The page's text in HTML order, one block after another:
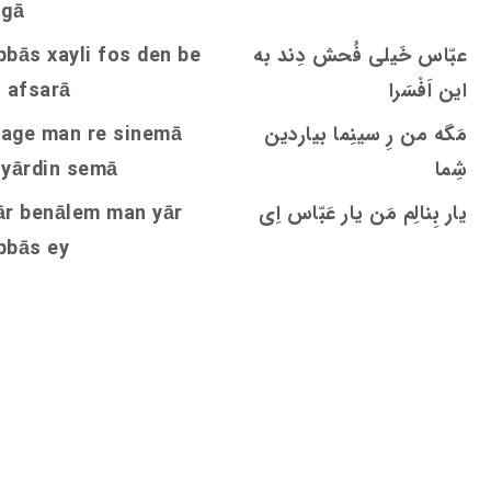
عبّاس خَیلی فُحش دِند به
این اَفْسَرا
xayli fos den be
afsarā
مَگه من رِ سینِما بیاردین
شِما
man re sinemā
semā
یار بِنالِم مَن یار عَبّاس اِی
benālem man yār
ey